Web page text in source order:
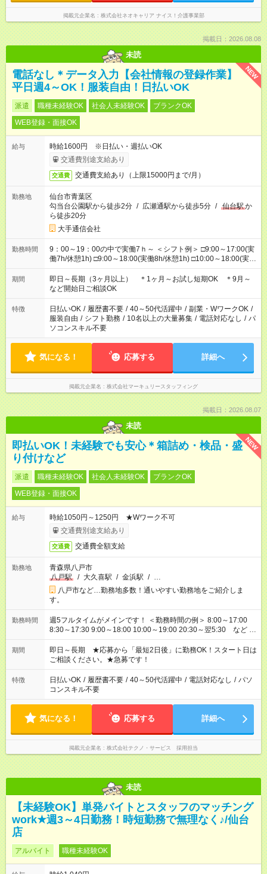
掲載元企業名 株式会社ネオキャリア ナイス！介護事業部
掲載日：2026.08.08
未読
NEW
電話なし＊データ入力【会社情報の登録作業】
平日週4～OK！服装自由！日払いOK
派遣 職種未経験OK 社会人未経験OK
ブランクOK
WEB登録・面接OK
給与
時給1600円 ※日払い・週払いOK
交通費別途支給あり
交通費 交通費支給あり（上限15000円まで/月）
勤務地
仙台市青葉区
勾当台公園駅から徒歩2分 / 広瀬通駅から徒歩5分 / 仙台駅か
ら徒歩20分
大手通信会社
勤務時間
9：00～19：00の中で実働7ｈ～ ＜シフト例＞ □9:00～17:00(実
働7h/休憩1h) □9:00～18:00(実働8h/休憩1h) □10:00～18:00(実働
7h/休憩1h) □10:00～19:00(実働8h/休憩1h) ＊時間固定ＯＫ
期間
即日～長期（3ヶ月以上） ＊1ヶ月～お試し短期OK ＊9月～
など開始日ご相談OK
特徴 日払いOK / 履歴書不要 / 40～50代活躍中 / 副業・WワークOK /
服装自由 / シフト勤務 / 10名以上の大量募集 / 電話対応なし / パ
ソコンスキル不要
気になる！ 応募する 詳細へ
掲載元企業名 株式会社マーキュリースタッフィング
掲載日：2026.08.07
未読
NEW
即払いOK！未経験でも安心＊箱詰め・検品・盛
り付けなど
派遣 職種未経験OK 社会人未経験OK
ブランクOK
WEB登録・面接OK
給与
時給1050円～1250円 ★Wワーク不可
交通費別途支給あり
交通費 交通費全額支給
勤務地
青森県八戸市
八戸駅
/ 大久喜駅 / 金浜駅 / …
八戸市など…勤務地多数！通いやすい勤務地をご紹介しま
す。
勤務時間
週5フルタイムがメインです！ ＜勤務時間の例＞ 8:00～17:00
8:30～17:30 9:00～18:00 10:00～19:00 20:30～翌5:30 など ★
その他にも勤務時間多数！ 日勤のみ、残業なし、交替制など
ご希望を教えてください！
期間
即日～長期 ★応募から「最短2日後」に勤務OK！スタート日は
ご相談ください。★急募です！
特徴 日払いOK / 履歴書不要 / 40～50代活躍中 / 電話対応なし / パソ
コンスキル不要
気になる！ 応募する 詳細へ
掲載元企業名 株式会社テクノ・サービス 採用担当
未読
【未経験OK】単発バイトとスタッフのマッチング
work★週3～4日勤務！時短勤務で無理なく♪/仙台
店
アルバイト 職種未経験OK